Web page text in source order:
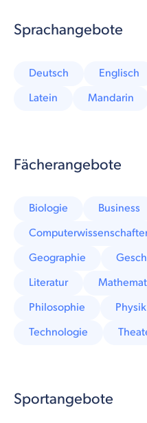
Sprachangebote
Deutsch Englisch
Latein
Mandarin
Fächerangebote
Biologie Business
Geographie
Literatur
Philosophie
Physik
Technologie
Sportangebote